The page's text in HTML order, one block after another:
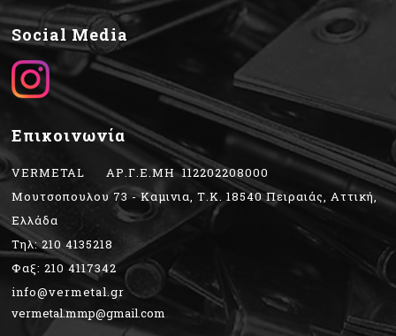
Social Media
Επικοινωνία
VERMETAL ΑΡ.Γ.Ε.ΜΗ 112202208000
Μουτσοπουλου 73 - Καμινια, Τ.Κ. 18540 Πειραιάς, Αττική,
Ελλάδα
Τηλ: 210 4135218
Φαξ: 210 4117342
info@vermetal.gr
vermetal.mmp@gmail.com